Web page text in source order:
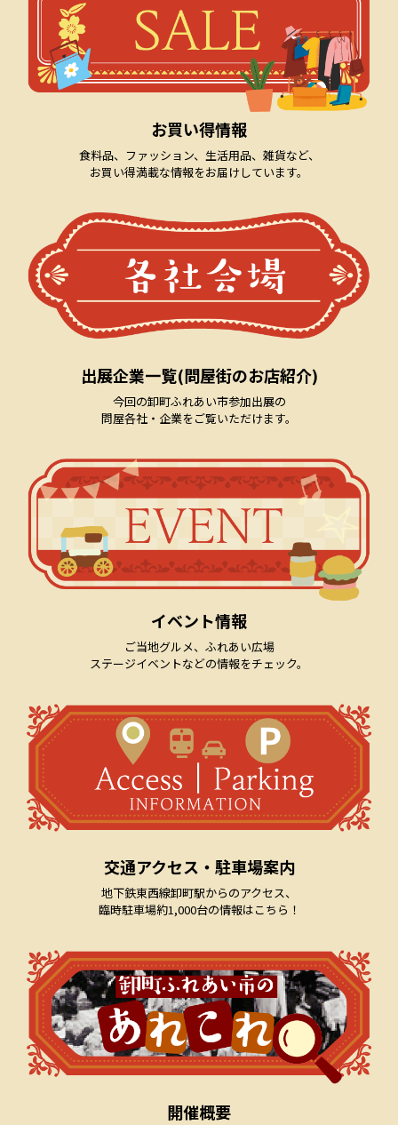
2024.3.28 2024春の卸町ふれあい市開催決定！
2023.9.4 2023秋の卸町ふれあい市開催決定！
ふれあい市主催の仙台卸商ｾﾝﾀｰ青年部企画「卸
町文化祭」の開催！
2023.4.10
2023春のふれあい市 お買い得情報更新しま
2023.3.23 2023春のふれあい市開催決定！
出展者変更のお知らせ
2021秋の卸町ふれあい市 お買い得情報公開
中！
2021.10.4 2021秋のふれあい市開催決定！
６月のふれあい市に寄せられたお客様の声です
お買い得情報
食料品、ファッション、生活用品、雑貨など、
お買い得満載な情報をお届けしています。
出展企業一覧(問屋街のお店紹介)
今回の卸町ふれあい市参加出展の
問屋各社・企業をご覧いただけます。
イベント情報
ご当地グルメ、ふれあい広場
ステージイベントなどの情報をチェック。
交通アクセス・駐車場案内
地下鉄東西線卸町駅からのアクセス、
臨時駐車場約1,000台の情報はこちら！
開催概要